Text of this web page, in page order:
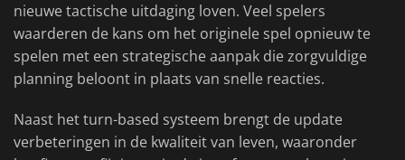
nieuwe tactische uitdaging loven. Veel spelers
waarderen de kans om het originele spel opnieuw te
spelen met een strategische aanpak die zorgvuldige
planning beloont in plaats van snelle reacties.
Naast het turn-based systeem brengt de update
verbeteringen in de kwaliteit van leven, waaronder